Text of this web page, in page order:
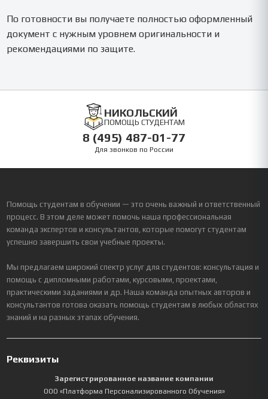
По готовности вы получаете полностью оформленный
документ с нужным уровнем оригинальности и
рекомендациями по защите.
НИКОЛЬСКИЙ
ПОМОЩЬ СТУДЕНТАМ
8 (495) 487-01-77
Для звонков по России
Помощь студентам в обучении — это очень важный и ответственный
процесс. В этом деле может помочь наша профессиональная
команда экспертов и консультантов, которые помогут студентам
успешно завершить свои учебные проекты.
Мы предлагаем широкий спектр услуг для студентов: консультация и
помощь с дипломными работами, курсовыми, проектами,
практическими заданиями и др. Наша команда опытных авторов и
консультантов готова оказать помощь студентам в любых областях
знаний и на разных этапах обучения.
Реквизиты
Зарегистрированное название компании
ООО «Платформа Персонализированного Обучения»